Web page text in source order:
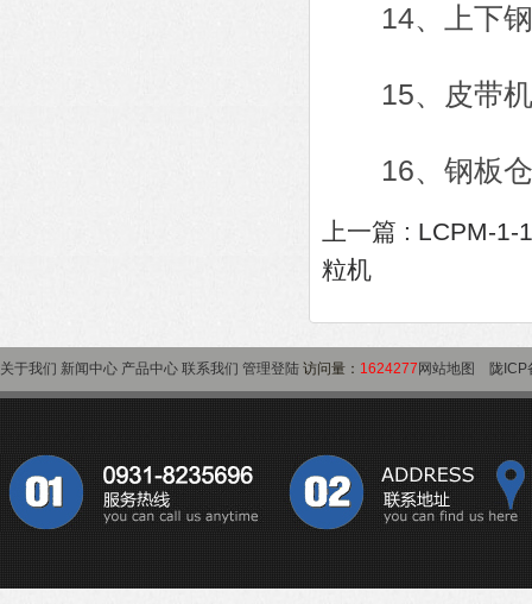
14、上下钢
15、皮带机
16、钢板仓
上一篇 : LCPM-1-
粒机
关于我们 新闻中心 产品中心 联系我们 管理登陆 访问量： 1624277 网站地图 陇